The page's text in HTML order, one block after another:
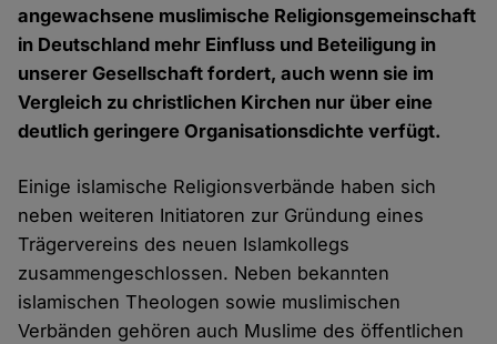
angewachsene muslimische Religionsgemeinschaft
in Deutschland mehr Einfluss und Beteiligung in
unserer Gesellschaft fordert, auch wenn sie im
Vergleich zu christlichen Kirchen nur über eine
deutlich geringere Organisationsdichte verfügt.
Einige islamische Religionsverbände haben sich
neben weiteren Initiatoren zur Gründung eines
Trägervereins des neuen Islamkollegs
zusammengeschlossen. Neben bekannten
islamischen Theologen sowie muslimischen
Verbänden gehören auch Muslime des öffentlichen